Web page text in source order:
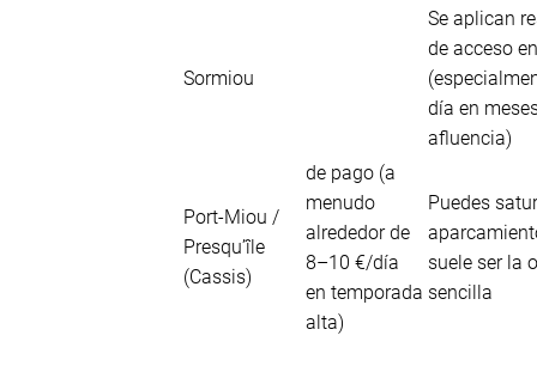
Sormiou
Se aplican
de acceso
día en
afluencia)
Port-Miou /
Presqu’île
(Cassis)
de pago (a
menudo
alrededor de
8–10 €/día
en temporada
alta)
Puedes
suele ser la
sencilla